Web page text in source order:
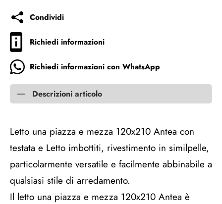
Condividi
Richiedi informazioni
Richiedi informazioni con WhatsApp
Descrizioni articolo
Letto una piazza e mezza 120x210 Antea con
testata e Letto imbottiti, rivestimento in similpelle,
particolarmente versatile e facilmente abbinabile a
qualsiasi stile di arredamento.
Il letto una piazza e mezza 120x210 Antea è